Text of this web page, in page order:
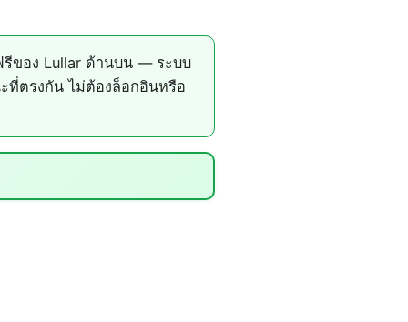
รีของ Lullar ด้านบน — ระบบ
ที่ตรงกัน ไม่ต้องล็อกอินหรือ